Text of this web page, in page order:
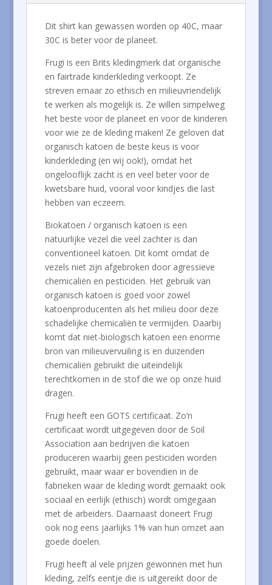
Dit shirt kan gewassen worden op 40C, maar
30C is beter voor de planeet.
Frugi is een Brits kledingmerk dat organische
en fairtrade kinderkleding verkoopt. Ze
streven ernaar zo ethisch en milieuvriendelijk
te werken als mogelijk is. Ze willen simpelweg
het beste voor de planeet en voor de kinderen
voor wie ze de kleding maken! Ze geloven dat
organisch katoen de beste keus is voor
kinderkleding (en wij ook!), omdat het
ongelooflijk zacht is en veel beter voor de
kwetsbare huid, vooral voor kindjes die last
hebben van eczeem.
Biokatoen / organisch katoen is een
natuurlijke vezel die veel zachter is dan
conventioneel katoen. Dit komt omdat de
vezels niet zijn afgebroken door agressieve
chemicaliën en pesticiden. Het gebruik van
organisch katoen is goed voor zowel
katoenproducenten als het milieu door deze
schadelijke chemicaliën te vermijden. Daarbij
komt dat niet-biologisch katoen een enorme
bron van milieuvervuiling is en duizenden
chemicaliën gebruikt die uiteindelijk
terechtkomen in de stof die we op onze huid
dragen.
Frugi heeft een GOTS certificaat. Zo’n
certificaat wordt uitgegeven door de Soil
Association aan bedrijven die katoen
produceren waarbij geen pesticiden worden
gebruikt, maar waar er bovendien in de
fabrieken waar de kleding wordt gemaakt ook
sociaal en eerlijk (ethisch) wordt omgegaan
met de arbeiders. Daarnaast doneert Frugi
ook nog eens jaarlijks 1% van hun omzet aan
goede doelen.
Frugi heeft al vele prijzen gewonnen met hun
kleding, zelfs eentje die is uitgereikt door de